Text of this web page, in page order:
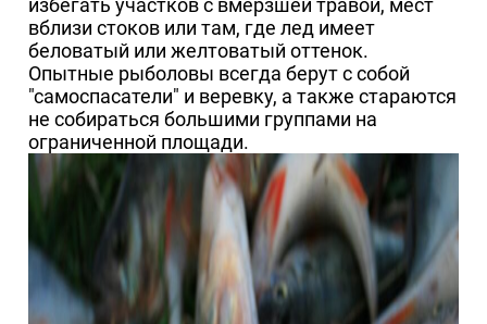
избегать участков с вмерзшей травой, мест
вблизи стоков или там, где лед имеет
беловатый или желтоватый оттенок.
Опытные рыболовы всегда берут с собой
"самоспасатели" и веревку, а также стараются
не собираться большими группами на
ограниченной площади.